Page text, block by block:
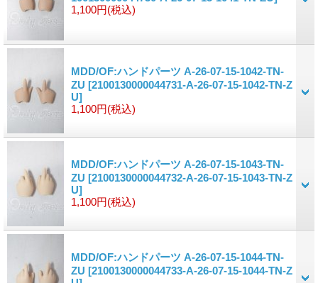
1,100円(税込)
MDD/OF:ハンドパーツ A-26-07-15-1042-TN-
ZU [2100130000044731-A-26-07-15-1042-TN-Z
U]
1,100円(税込)
MDD/OF:ハンドパーツ A-26-07-15-1043-TN-
ZU [2100130000044732-A-26-07-15-1043-TN-Z
U]
1,100円(税込)
MDD/OF:ハンドパーツ A-26-07-15-1044-TN-
ZU [2100130000044733-A-26-07-15-1044-TN-Z